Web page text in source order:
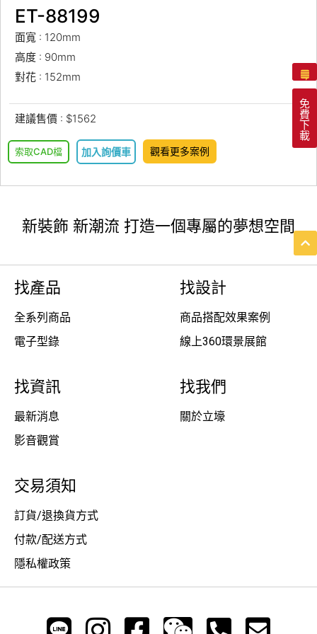
ET-88199
面寬 : 120mm
高度 : 90mm
對花 : 152mm
建議售價 : $1562
索取CAD檔 加入詢價車 觀看更多案例
免
費
下
載
新裝飾 新潮流 打造一個專屬的夢想空間
找產品
全系列商品
電子型錄
找設計
商品搭配效果案例
線上360環景展館
找資訊
最新消息
影音觀賞
找我們
關於立壕
交易須知
訂貨/退換貨方式
付款/配送方式
隱私權政策